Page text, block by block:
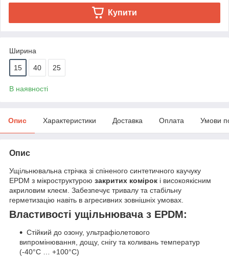
Купити
Ширина
15 40 25
В наявності
Опис Характеристики Доставка Оплата Умови
Опис
Ущільнювальна стрічка зі спіненого синтетичного каучуку
EPDM з мікроструктурою закритих комірок і високоякісним
акриловим клеєм. Забезпечує тривалу та стабільну
герметизацію навіть в агресивних зовнішніх умовах.
Властивості ущільнювача з EPDM:
Стійкий до озону, ультрафіолетового
випромінювання, дощу, снігу та коливань температур
(-40°C … +100°C)